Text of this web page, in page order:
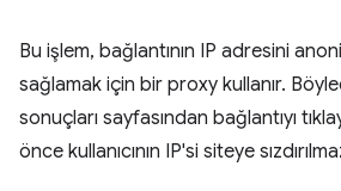
Bu işlem, bağlantının IP adresini
sağlamak için bir proxy kullanır.
sonuçları sayfasından bağlantıyı
önce kullanıcının IP'si siteye